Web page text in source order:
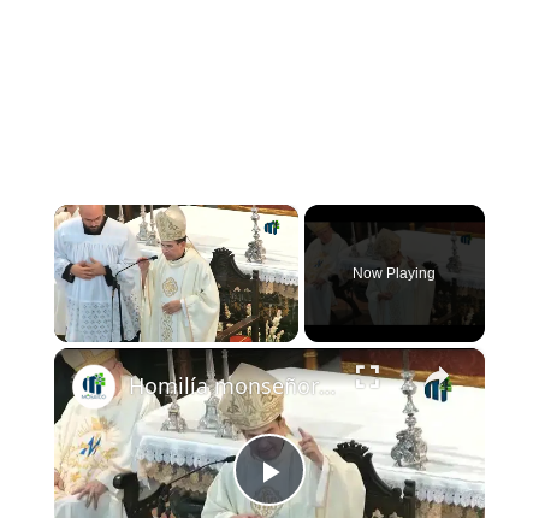
×
Unmute
Now Playing
×
Play
Homilía monseñor Rolando Álvarez, obispo de Matagalpa, 7 de septiembre 2025 en Palma del Rio Córdoba